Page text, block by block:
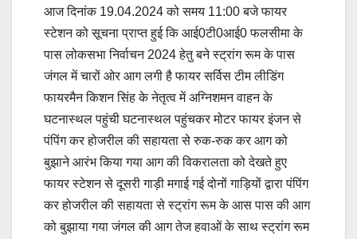
आज दिनांक 19.04.2024 को समय 11:00 बजे फायर
स्टेशन को सूचना प्राप्त हुई कि आई0टी0आई0 फलसीमा के
पास लोकसभा निर्वाचन 2024 हेतु बने स्ट्रांग रूम के पास
जंगल में चारों ओर आग लगी है फायर सर्विस टीम लीडिंग
फायरमैन किशन सिंह के नेतृत्व में अग्निशमन वाहन के
घटनास्थल पहुंची घटनास्थल पहुंचकर मोटर फायर इंजन से
पंपिंग कर होजरील की सहायता से रुक-रुक कर आग को
बुझाने आरंभ किया गया आग की विकरालता को देखते हुए
फायर स्टेशन से दूसरी गाड़ी मगाई गई दोनों गाड़ियों द्वारा पंपिंग
कर होजरील की सहायता से स्ट्रांग रूम के आस पास की आग
को बुझाया गया जंगल की आग तेज हवाओं के साथ स्ट्रांग रूम